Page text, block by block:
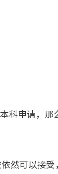
科申请，
然可以接